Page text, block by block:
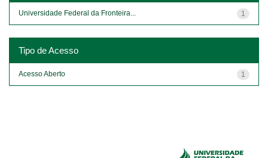
1
Universidade Federal da Fronteira...
Tipo de Acesso
1
Acesso Aberto